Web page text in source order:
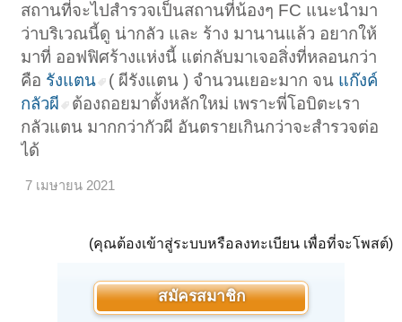
สถานที่จะไปสำรวจเป็นสถานที่น้องๆ FC แนะนำมา
ว่าบริเวณนี้ดู น่ากลัว และ ร้าง มานานแล้ว อยากให้
มาที่ ออฟฟิศร้างแห่งนี้ แต่กลับมาเจอสิ่งที่หลอนกว่า
คือ รังแตน ( ผีรังแตน ) จำนวนเยอะมาก จน แก๊งค์
กลัวผี
ต้องถอยมาตั้งหลักใหม่ เพราะพี่โอบิตะเรา
กลัวแตน มากกว่ากัวผี อันตรายเกินกว่าจะสำรวจต่อ
ได้
7 เมษายน 2021
(คุณต้องเข้าสู่ระบบหรือลงทะเบียน เพื่อที่จะโพสต์)
สมัครสมาชิก